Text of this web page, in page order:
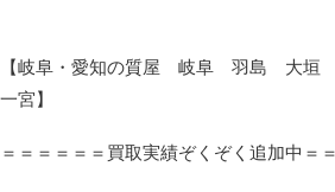
【岐阜・愛知の質屋 岐阜 羽島 大
一宮】
＝＝＝＝＝＝買取実績ぞくぞく追加中＝